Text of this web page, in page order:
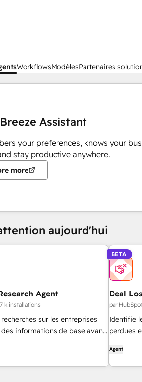
WorkflowsModèlesPartenaires
Assistant
your preferences, knows your
stay productive anywhere.
more
aujourd'hui
Agent
7 k installations
sur les entreprises
informations de base avant
BETA
Deal
par HubSpot
Identifie
perdues
Agent